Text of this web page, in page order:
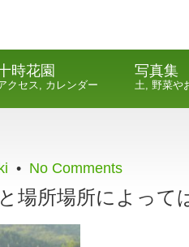
時花園
クセス, カレンダー
写真集
土, 野菜や
• No Comments
場所場所によって